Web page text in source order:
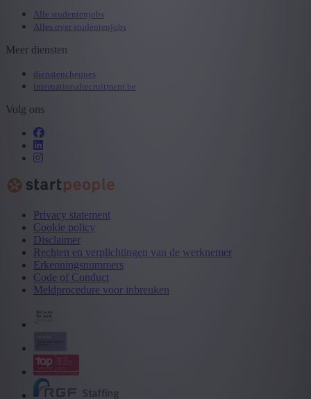
Alle studentenjobs
Alles over studentenjobs
Meer diensten
dienstencheques
internationalrecruitment.be
Volg ons
Privacy statement
Cookie policy
Disclaimer
Rechten en verplichtingen van de werknemer
Erkenningsnummers
Code of Conduct
Meldprocedure voor inbreuken